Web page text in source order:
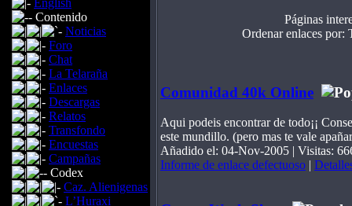
English
Contenido
Noticias
Foro
Chat
La Telaraña
Enlaces
Descargas
Relatos
Transfondo
Encuestas
Campañas
Codex
Caz. Alienigenas
L’Huraxi
Páginas
Ordenar enlaces
Comunidad 40k Online
Aqui podeis encontrar de todo¡¡
este mundillo. (pero mas te vale
Añadido el: 04-Nov-2005 | Visitas:
Informe de enlace defectuoso |